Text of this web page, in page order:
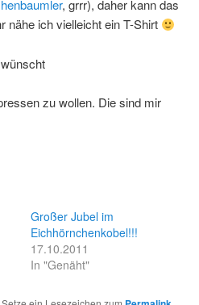
, grrr), daher kann das
nähe ich vielleicht ein T-Shirt
zu wollen. Die sind mir
Großer Jubel im
Eichhörnchenkobel!!!
17.10.2011
In "Genäht"